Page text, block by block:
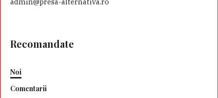
Recomandate
Noi
Comentarii